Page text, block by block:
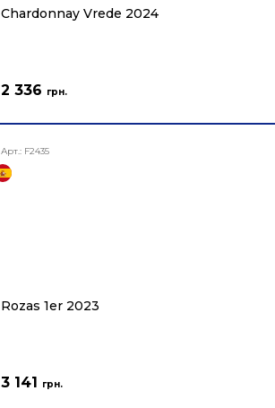
Chardonnay Vrede 2024
2 336 грн.
Арт.: F2435
Rozas 1er 2023
3 141 грн.